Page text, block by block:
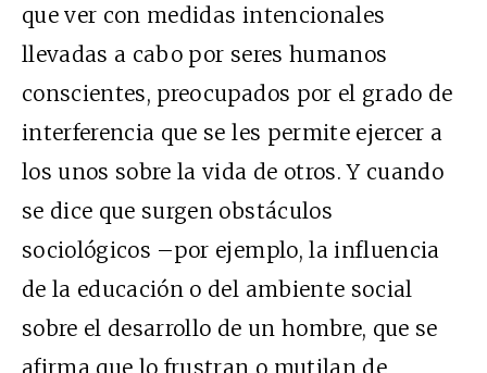
que ver con medidas intencionales
llevadas a cabo por seres humanos
conscientes, preocupados por el grado de
interferencia que se les permite ejercer a
los unos sobre la vida de otros. Y cuando
se dice que surgen obstáculos
sociológicos –por ejemplo, la influencia
de la educación o del ambiente social
sobre el desarrollo de un hombre, que se
afirma que lo frustran o mutilan de